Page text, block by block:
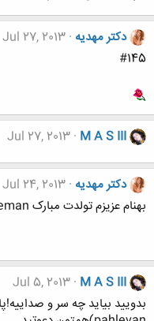
دکتر مهدیه Jul 27, 2013
#145
M A S III
Jul 27, 2013
دکتر مهدیه Jul 24, 2013
بهنام عزیزم تولدت مبارک b_xxxxxxeman
M A S III
Jul 5, 2013